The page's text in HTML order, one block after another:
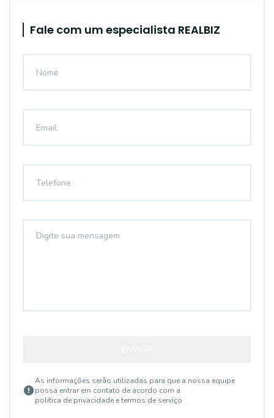
Fale com um especialista REALBIZ
As informações serão utilizadas para que a nossa equipe
possa entrar em contato de acordo com a
política de privacidade e termos de serviço